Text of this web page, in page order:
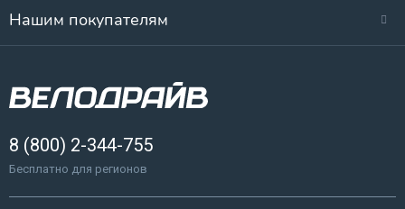
Нашим покупателям
8 (800) 2-344-755
Бесплатно для регионов